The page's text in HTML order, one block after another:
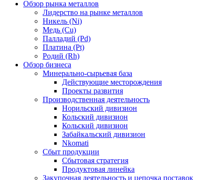
Обзор рынка металлов
Лидерство на рынке металлов
Никель (Ni)
Медь (Cu)
Палладий (Pd)
Платина (Pt)
Родий (Rh)
Обзор бизнеса
Минерально-сырьевая база
Действующие месторождения
Проекты развития
Производственная деятельность
Норильский дивизион
Кольский дивизион
Кольский дивизион
Забайкальский дивизион
Nkomati
Сбыт продукции
Сбытовая стратегия
Продуктовая линейка
Закупочная деятельность и цепочка поставок